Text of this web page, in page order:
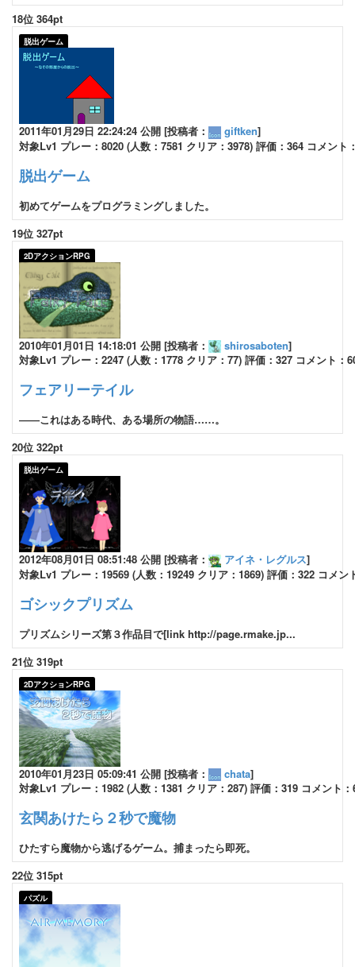
18位 364pt
脱出ゲーム
2011年01月29日 22:24:24 公開 [投稿者： giftken]
対象Lv1 プレー：8020 (人数：7581 クリア：3978) 評価：364 コメント
脱出ゲーム
初めてゲームをプログラミングしました。
19位 327pt
2DアクションRPG
2010年01月01日 14:18:01 公開 [投稿者： shirosaboten]
対象Lv1 プレー：2247 (人数：1778 クリア：77) 評価：327 コメント：
フェアリーテイル
――これはある時代、ある場所の物語……。
20位 322pt
脱出ゲーム
2012年08月01日 08:51:48 公開 [投稿者： アイネ・レグルス]
対象Lv1 プレー：19569 (人数：19249 クリア：1869) 評価：322 コメン
ゴシックプリズム
プリズムシリーズ第３作品目で[link http://page.rmake.jp...
21位 319pt
2DアクションRPG
2010年01月23日 05:09:41 公開 [投稿者： chata]
対象Lv1 プレー：1982 (人数：1381 クリア：287) 評価：319 コメント：
玄関あけたら２秒で魔物
ひたすら魔物から逃げるゲーム。捕まったら即死。
22位 315pt
パズル